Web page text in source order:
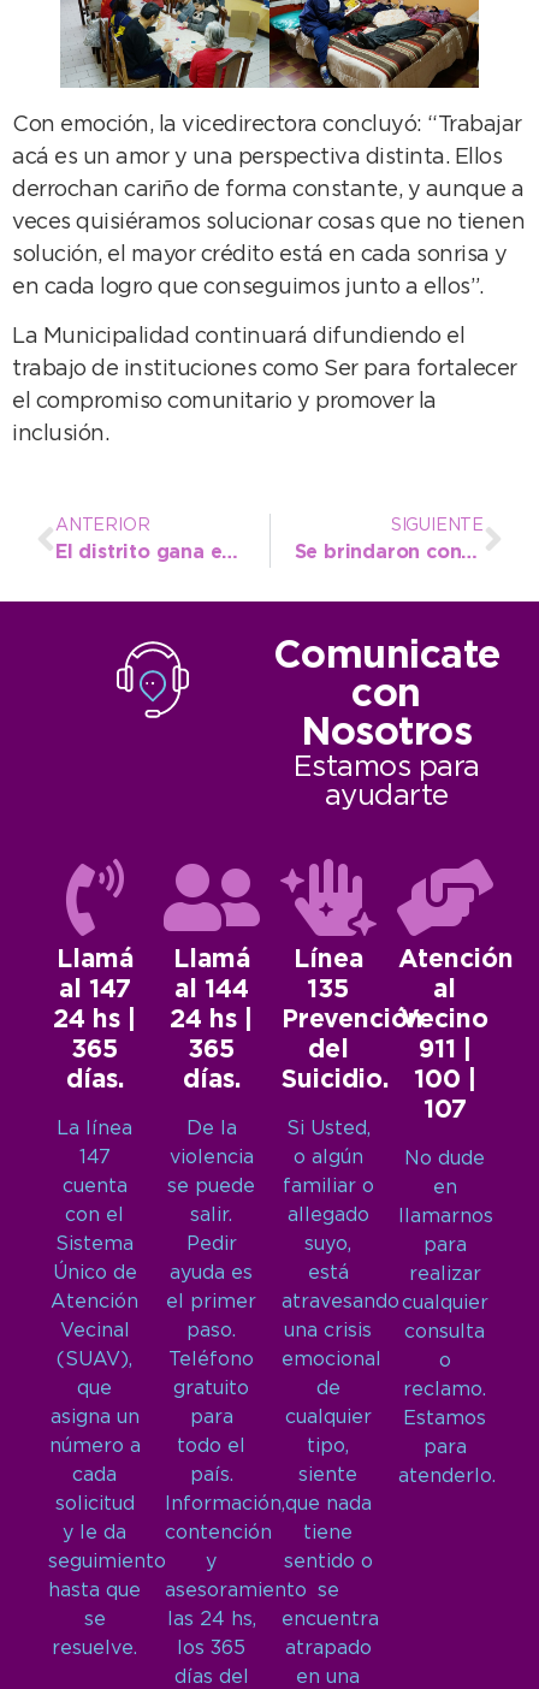
Con emoción, la vicedirectora concluyó: “Trabajar
acá es un amor y una perspectiva distinta. Ellos
derrochan cariño de forma constante, y aunque a
veces quisiéramos solucionar cosas que no tienen
solución, el mayor crédito está en cada sonrisa y
en cada logro que conseguimos junto a ellos”.
La Municipalidad continuará difundiendo el
trabajo de instituciones como Ser para fortalecer
el compromiso comunitario y promover la
inclusión.
ANTERIOR
El distrito gana en seguridad y eficiencia energética con el avance progresivo del recambio lumínico
SIGUIENTE
Se brindaron consejos prácticos para prevenir fraudes digitales
Comunicate
con
Nosotros
Estamos para
ayudarte
Llamá
al 147
24 hs |
365
días.
La línea
147
cuenta
con el
Sistema
Único de
Atención
Vecinal
(SUAV),
que
asigna un
número a
cada
solicitud
y le da
seguimiento
hasta que
se
resuelve.
Llamá
al 144
24 hs |
365
días.
De la
violencia
se puede
salir.
Pedir
ayuda es
el primer
paso.
Teléfono
gratuito
para
todo el
país.
Información,
contención
y
asesoramiento
las 24 hs,
los 365
días del
Línea
135
Prevención
del
Suicidio.
Si Usted,
o algún
familiar o
allegado
suyo,
está
atravesando
una crisis
emocional
de
cualquier
tipo,
siente
que nada
tiene
sentido o
se
encuentra
atrapado
en una
Atención
al
Vecino
911 |
100 |
107
No dude
en
llamarnos
para
realizar
cualquier
consulta
o
reclamo.
Estamos
para
atenderlo.